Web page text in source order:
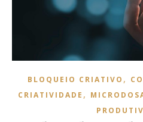
BLOQUEIO CRIATIVO ,
CRIATIVIDADE ,